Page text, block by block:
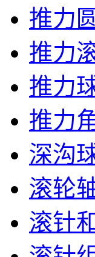
推力
推力
推力
推力
深沟
滚轮
滚针